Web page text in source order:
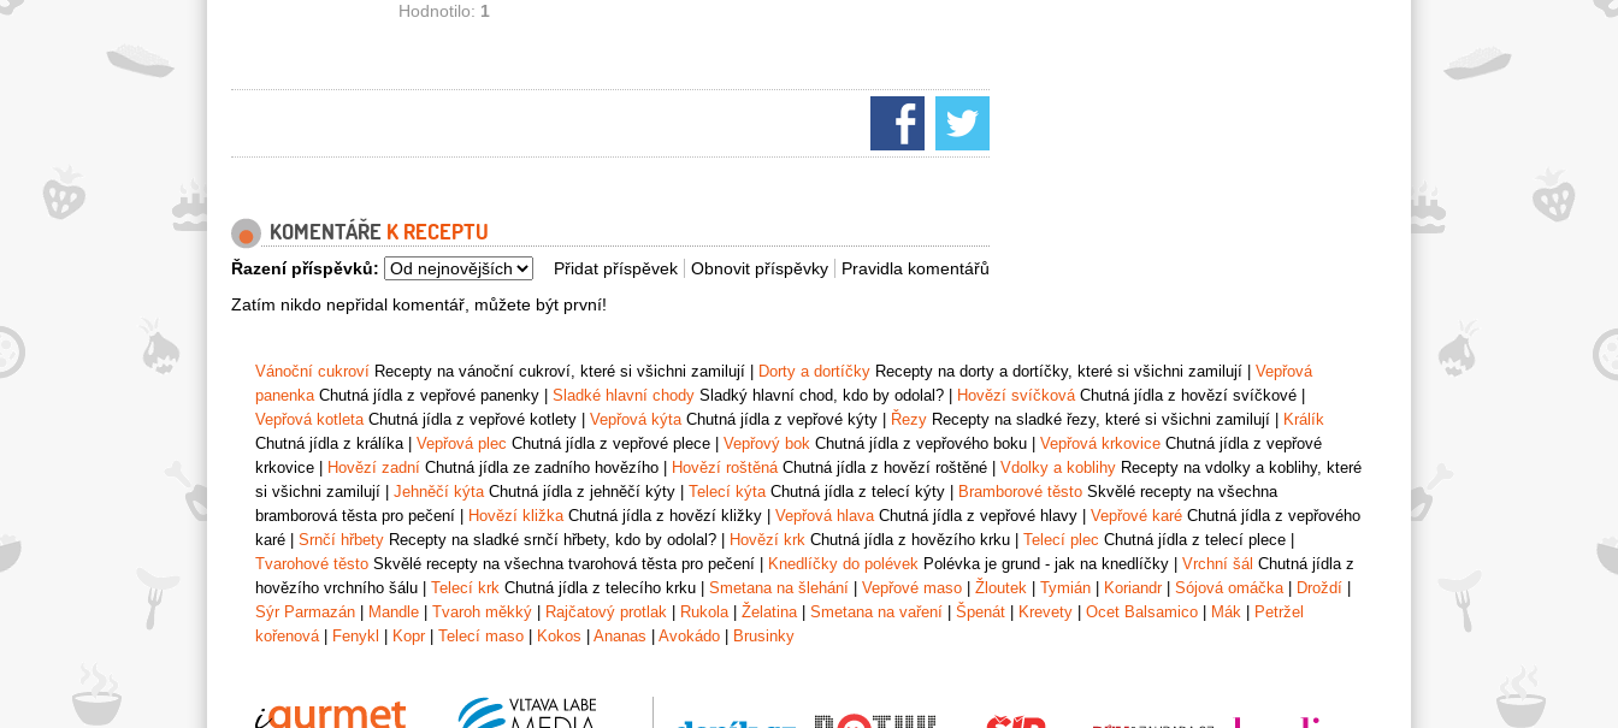
Hodnotilo: 1
KOMENTÁŘE K RECEPTU
Pravidla komentářů
Obnovit příspěvky
Přidat příspěvek
Řazení příspěvků:
Zatím nikdo nepřidal komentář, můžete být první!
Vánoční cukroví Recepty na vánoční cukroví, které si všichni zamilují Dorty a dortíčky Recepty na dorty a dortíčky, které si všichni zamilují
Vepřová
panenkaChutná jídla z vepřové panenky Sladké hlavní chody Sladký hlavní chod, kdo by odolal? Hovězí svíčkováChutná jídla z hovězí svíčkové
Vepřová kotletaChutná jídla z vepřové kotlety Vepřová kýtaChutná jídla z vepřové kýty Řezy Recepty na sladké řezy, které si všichni zamilují
Králík
Chutná jídla z králíka| Vepřová plec Chutná jídla z vepřové plece Vepřový bok Chutná jídla z vepřového boku Vepřová krkovice Chutná jídla z vepřové
krkovice
Hovězí zadní Chutná jídla ze zadního hovězího Hovězí roštěnáChutná jídla z hovězí roštěné Vdolky a koblihy Recepty na vdolky a koblihy, které
si všichni zamilují
Jehněčí kýtaChutná jídla z jehněčí kýty Telecí kýtaChutná jídla z telecí kýty Bramborové těsto Skvělé recepty na všechna
bramborová těsta pro pečení
Hovězí kližkaChutná jídla z hovězí kližky Vepřová hlavaChutná jídla z vepřové hlavy Vepřové karé Chutná jídla z vepřového
karé
Srnčí hřbety Recepty na sladké srnčí hřbety, kdo by odolal? Hovězí krk Chutná jídla z hovězího krku Telecí plec Chutná jídla z telecí plece
Tvarohové těsto Skvělé recepty na všechna tvarohová těsta pro pečení Knedlíčky do polévek Polévka je grund - jak na knedlíčky Vrchní šál Chutná jídla z
hovězího vrchního šálu
Telecí krk Chutná jídla z telecího krku Smetana na šlehání Vepřové maso Žloutek Tymián Koriandr| Sójová omáčka| Droždí
Sýr Parmazán
Mandle Tvaroh měkký Rajčatový protlak Rukola| Želatina| Smetana na vaření Špenát Krevety Ocet Balsamico Mák
Petržel
kořenová| Fenykl Kopr| Telecí maso Kokos Ananas Avokádo Brusinky